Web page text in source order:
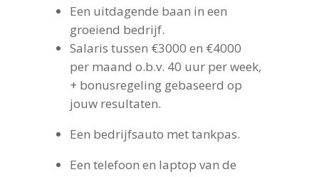
Een uitdagende baan in een
groeiend bedrijf.
Salaris tussen €3000 en €4000
per maand o.b.v. 40 uur per week,
+ bonusregeling gebaseerd op
jouw resultaten.
Een bedrijfsauto met tankpas.
Een telefoon en laptop van de